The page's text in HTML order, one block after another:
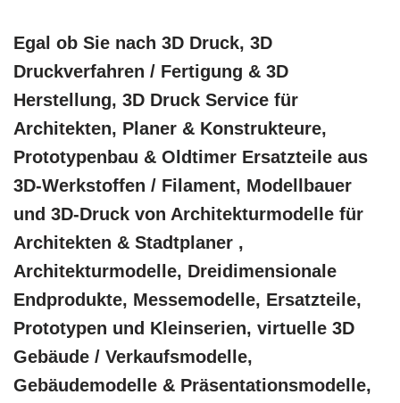
Egal ob Sie nach 3D Druck, 3D
Druckverfahren / Fertigung & 3D
Herstellung, 3D Druck Service für
Architekten, Planer & Konstrukteure,
Prototypenbau & Oldtimer Ersatzteile aus
3D-Werkstoffen / Filament, Modellbauer
und 3D-Druck von Architekturmodelle für
Architekten & Stadtplaner ,
Architekturmodelle, Dreidimensionale
Endprodukte, Messemodelle, Ersatzteile,
Prototypen und Kleinserien, virtuelle 3D
Gebäude / Verkaufsmodelle,
Gebäudemodelle & Präsentationsmodelle,